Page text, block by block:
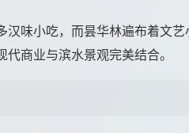
味小吃，而昙华林遍布着文艺
商业与滨水景观完美结合。